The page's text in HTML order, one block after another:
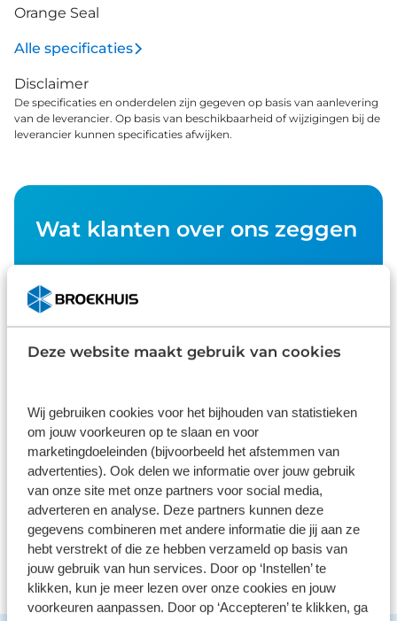
Deze website maakt gebruik van cookies
Wij gebruiken cookies voor het bijhouden van statistieken
om jouw voorkeuren op te slaan en voor
marketingdoeleinden (bijvoorbeeld het afstemmen van
advertenties). Ook delen we informatie over jouw gebruik
van onze site met onze partners voor social media,
adverteren en analyse. Deze partners kunnen deze
gegevens combineren met andere informatie die jij aan ze
hebt verstrekt of die ze hebben verzameld op basis van
jouw gebruik van hun services. Door op ‘Instellen’ te
klikken, kun je meer lezen over onze cookies en jouw
voorkeuren aanpassen. Door op ‘Accepteren’ te klikken, ga
Orange Seal
Alle specificaties
Disclaimer
De specificaties en onderdelen zijn gegeven op basis van aanlevering
van de leverancier. Op basis van beschikbaarheid of wijzigingen bij de
leverancier kunnen specificaties afwijken.
Wat klanten over ons zeggen
9,01580 reviews
5 1163 reviews
3 61 reviews
2 41 reviews
26 reviews
Bekijk alle reviews